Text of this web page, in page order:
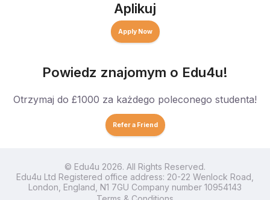
Aplikuj
Apply Now
Powiedz znajomym o Edu4u!
Otrzymaj do £1000 za każdego poleconego studenta!
Refer a Friend
© Edu4u 2026. All Rights Reserved.
Edu4u Ltd Registered office address: 20-22 Wenlock Road,
London, England, N1 7GU Company number 10954143